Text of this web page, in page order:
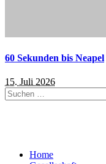
60 Sekunden bis Neapel
15. Juli 2026
Suchen
nach:
Home